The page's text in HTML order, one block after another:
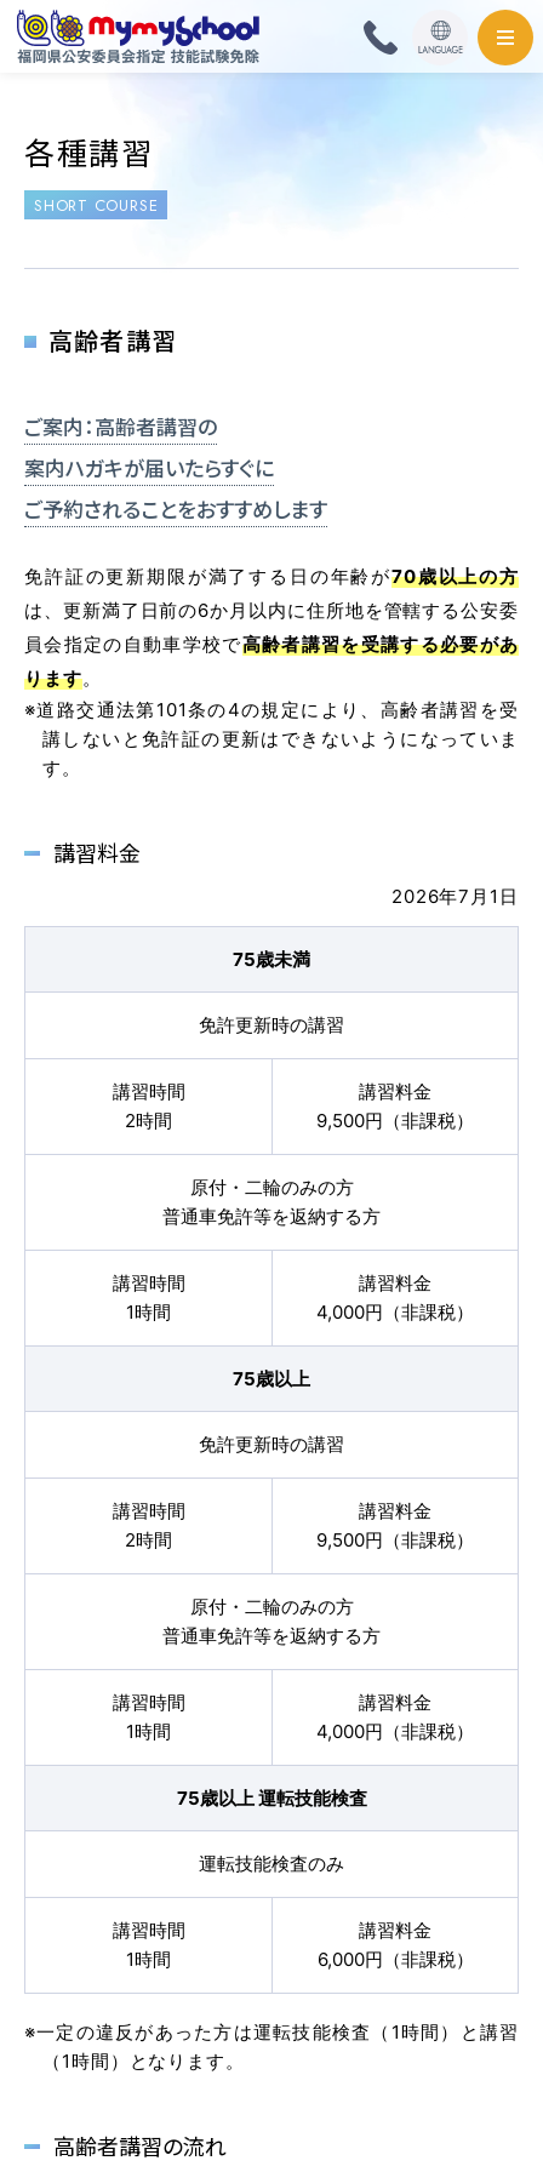
料金・取扱免許
普通自動車
準中型自動車
中型自動車
普通自動車 第二種
受験資格特例教習
ペーパードライバー講習
ペーパーライダー講習
お支払方法について
各校紹介
マイマイスクール笹丘
福岡大学前営業所（入校申込受付）
福岡大学前営業所ブログ
各種講習
各種講習
SHORT COURSE
高齢者講習
ご案内：高齢者講習の
案内ハガキが届いたらすぐに
ご予約されることをおすすめします
免許証の更新期限が満了する日の年齢が70歳以上の方
は、 更新満了日前の6か月以内に住所地を管轄する公安委
員会指定の自動車学校で高齢者講習を受講する必要があ
ります。
※道路交通法第101条の4の規定により、高齢者講習を受
講しないと免許証の更新はできないようになっていま
す。
講習料金
2026年7月1日
75歳未満
免許更新時の講習
講習時間
2時間
講習料金
9,500円（非課税）
原付・二輪のみの方
普通車免許等を返納する方
講習時間
1時間
講習料金
4,000円（非課税）
75歳以上
免許更新時の講習
講習時間
2時間
講習料金
9,500円（非課税）
原付・二輪のみの方
普通車免許等を返納する方
講習時間
1時間
講習料金
4,000円（非課税）
75歳以上 運転技能検査
運転技能検査のみ
講習時間
1時間
講習料金
6,000円（非課税）
※一定の違反があった方は運転技能検査（1時間）と講習
（1時間）となります。
高齢者講習の流れ